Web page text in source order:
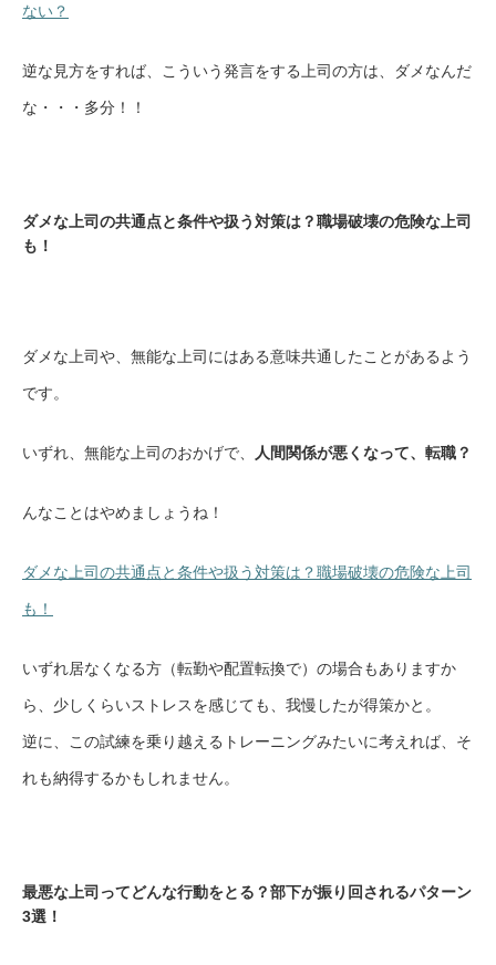
ない？
逆な見方をすれば、こういう発言をする上司の方は、ダメなんだ
な・・・多分！！
ダメな上司の共通点と条件や扱う対策は？職場破壊の危険な上司
も！
ダメな上司や、無能な上司にはある意味共通したことがあるよう
です。
いずれ、無能な上司のおかげで、 人間関係が悪くなって、転職？
んなことはやめましょうね！
ダメな上司の共通点と条件や扱う対策は？職場破壊の危険な上司
も！
いずれ居なくなる方（転勤や配置転換で）の場合もありますか
ら、少しくらいストレスを感じても、我慢したが得策かと。
逆に、この試練を乗り越えるトレーニングみたいに考えれば、そ
れも納得するかもしれません。
最悪な上司ってどんな行動をとる？部下が振り回されるパターン
3選！